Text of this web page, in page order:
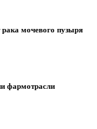
рака мочевого пузыря
фармотрасли